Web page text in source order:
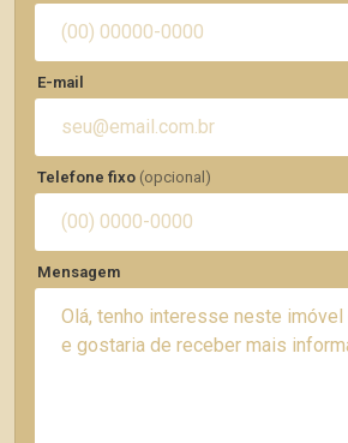
E-mail
Telefone fixo (opcional)
Mensagem